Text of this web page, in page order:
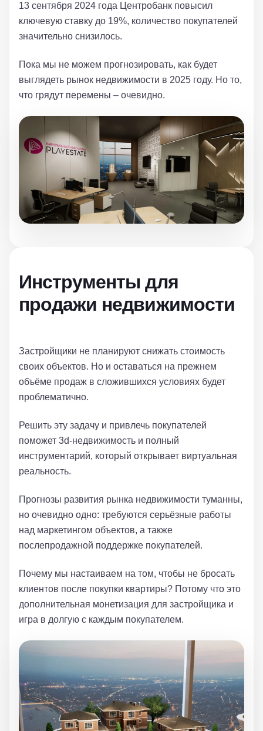
13 сентября 2024 года Центробанк повысил
ключевую ставку до 19%, количество покупателей
значительно снизилось.
Пока мы не можем прогнозировать, как будет
выглядеть рынок недвижимости в 2025 году. Но то,
что грядут перемены – очевидно.
Инструменты для
продажи недвижимости
Застройщики не планируют снижать стоимость
своих объектов. Но и оставаться на прежнем
объёме продаж в сложившихся условиях будет
проблематично.
Решить эту задачу и привлечь покупателей
поможет 3d-недвижимость и полный
инструментарий, который открывает виртуальная
реальность.
Прогнозы развития рынка недвижимости туманны,
но очевидно одно: требуются серьёзные работы
над маркетингом объектов, а также
послепродажной поддержке покупателей.
Почему мы настаиваем на том, чтобы не бросать
клиентов после покупки квартиры? Потому что это
дополнительная монетизация для застройщика и
игра в долгую с каждым покупателем.